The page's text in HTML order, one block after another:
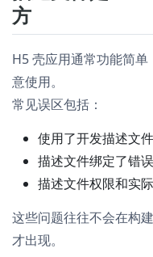
方
H5 壳应用通常功能简
意使用。
常见误区包括：
使用了开发描述文
描述文件绑定了错
描述文件权限和实
这些问题往往不会在构
才出现。